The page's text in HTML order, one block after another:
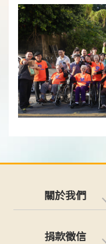
關於我們
捐款徵信